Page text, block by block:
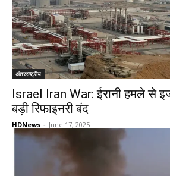
अंतरराष्ट्रीय
Israel Iran War: ईरानी हमले से
बड़ी रिफाइनरी बंद
HDNews - June 17, 2025